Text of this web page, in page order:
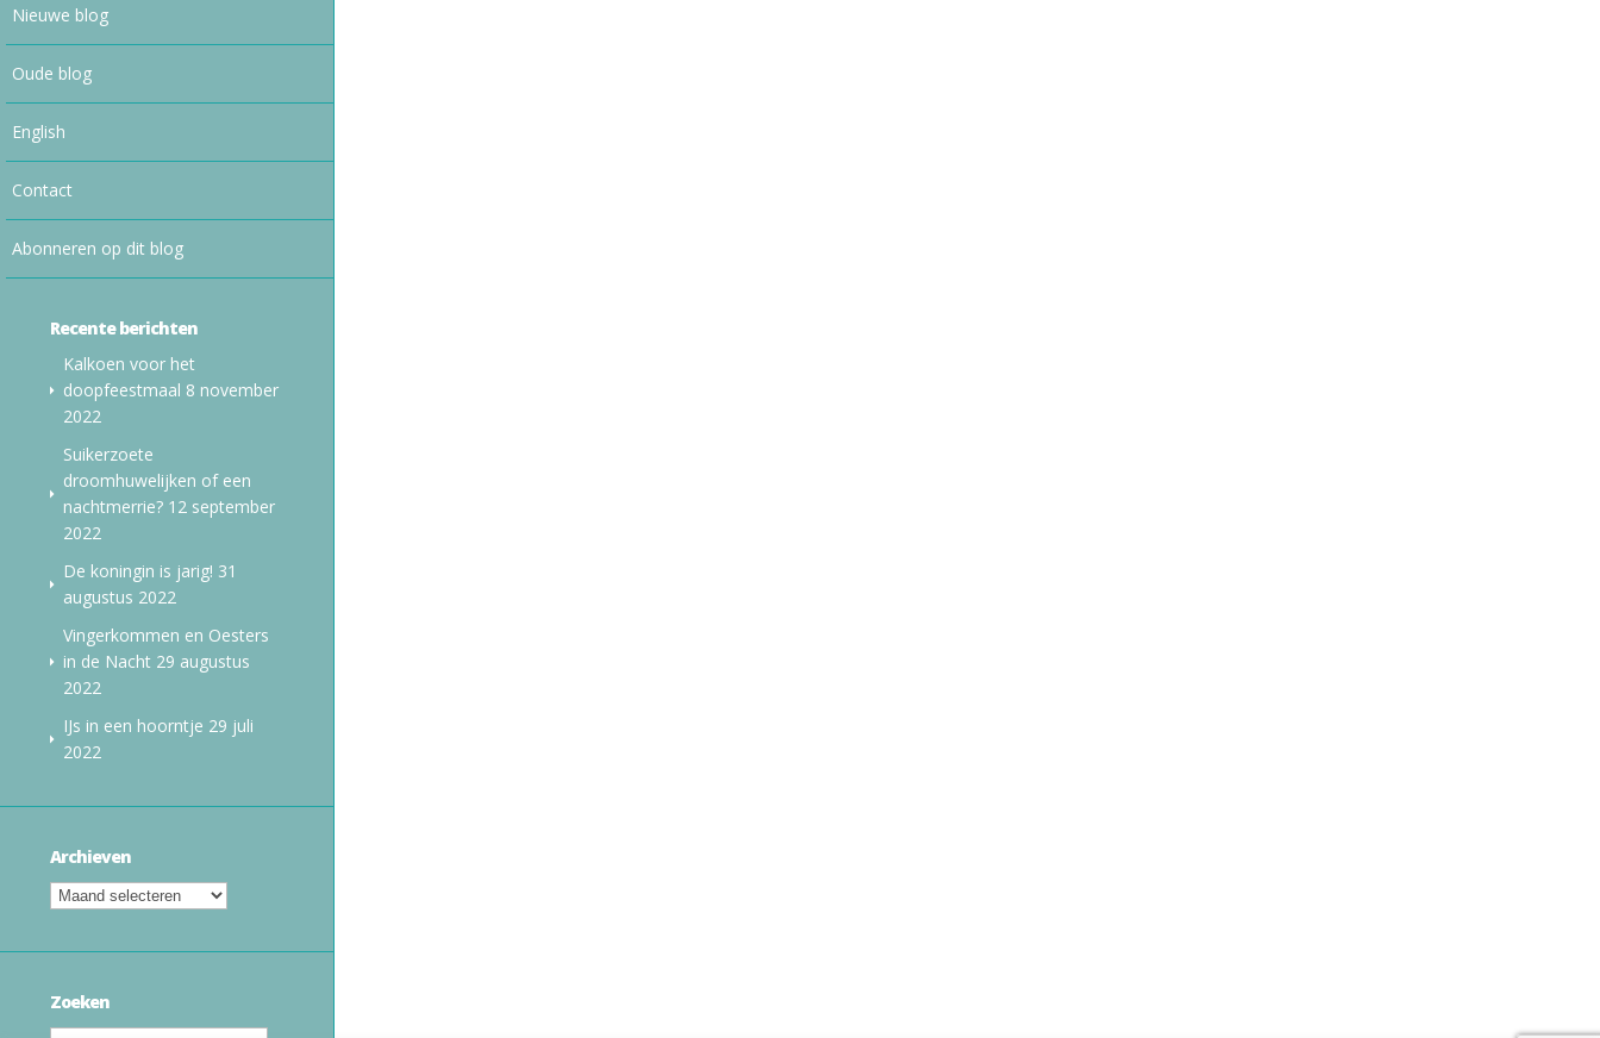
Nieuwe blog
Oude blog
English
Contact
Abonneren op dit blog
Recente berichten
Kalkoen voor het
doopfeestmaal 8 november
2022
Suikerzoete
droomhuwelijken of een
nachtmerrie? 12 september
2022
De koningin is jarig! 31
augustus 2022
Vingerkommen en Oesters
in de Nacht 29 augustus
2022
IJs in een hoorntje 29 juli
2022
Archieven
Zoeken